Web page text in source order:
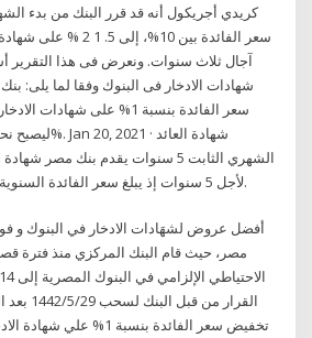
كريدي أجريكول أنه قد قرر البنك من بدء
سعر الفائدة بين 10%،
آجال ثلاث سنوات. ونعرض فى هذا التقرير
شهادات الادخار فى البنوك وفقا لما يلى:
سعر الفائدة بنسبة 1% على
الشهري الثابت 5 سنوات يقدم بنك مصر
لأجل 5 سنوات إذ يبلغ سعر الفائدة السنوية 9% ويصرف العائد شهريا.
أفضل عروض لشهَادات الادخار في البنوك و
مصر، حيث قام البنك المركزي منذ فترة
القرار